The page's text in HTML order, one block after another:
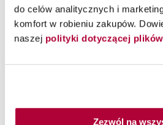
do celów analitycznych i
komfort w robieniu zakupów.
naszej polityki dotyczącej
Zezwól na
Balejaż można nosić przez cały
espresso brown, granatu navy blue
spice. Przyjrzyjmy się niektórym z
pomysłów i formuł takiej koloryzacji…